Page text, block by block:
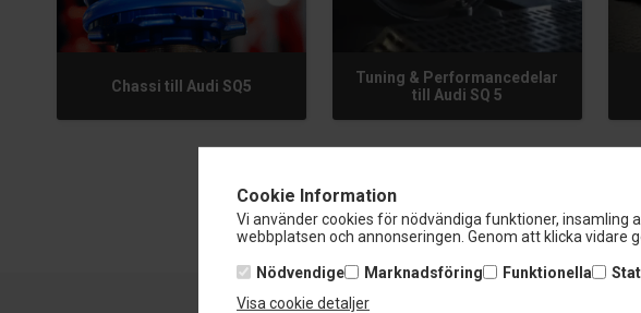
Cookie Information
Vi använder cookies för nödvändiga funktioner,
webbplatsen och annonseringen. Genom att klicka vidare
Nödvendige Marknadsföring Funktionella
Visa cookie detaljer
Chassi till Audi SQ5
Tuning & Performancedelar
till Audi SQ 5